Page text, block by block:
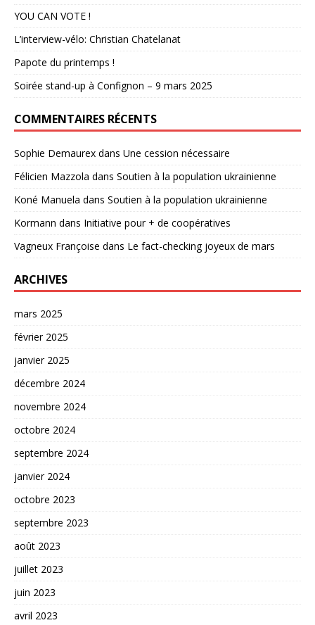
YOU CAN VOTE !
L’interview-vélo: Christian Chatelanat
Papote du printemps !
Soirée stand-up à Confignon – 9 mars 2025
COMMENTAIRES RÉCENTS
Sophie Demaurex dans Une cession nécessaire
Félicien Mazzola dans Soutien à la population ukrainienne
Koné Manuela dans Soutien à la population ukrainienne
Kormann dans Initiative pour + de coopératives
Vagneux Françoise dans Le fact-checking joyeux de mars
ARCHIVES
mars 2025
février 2025
janvier 2025
décembre 2024
novembre 2024
octobre 2024
septembre 2024
janvier 2024
octobre 2023
septembre 2023
août 2023
juillet 2023
juin 2023
avril 2023